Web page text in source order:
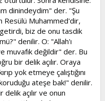
dinindeydim" der. "Şu
Resülü Muhammed'dir,
biz de onu tasdik
denilir. O: "Allah'ı
muvafık değildir" der. Bu
bir delik açılır. Oraya
yok etmeye çalıştığını
ateşe bak!" denilir.
açılır ve onun